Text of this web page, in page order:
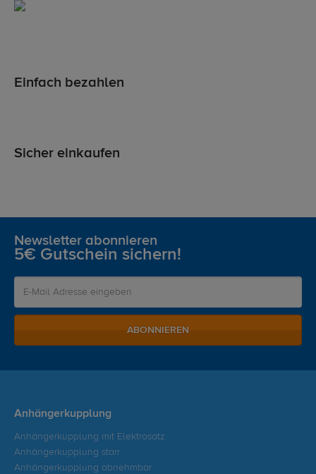
Einfach bezahlen
Sicher einkaufen
Newsletter abonnieren
5€ Gutschein sichern!
ABONNIEREN
Anhängerkupplung
Anhängerkupplung mit Elektrosatz
Anhängerkupplung starr
Anhängerkupplung abnehmbar